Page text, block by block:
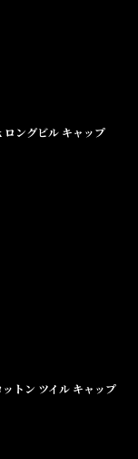
ングビル キャップ
トン ツイル キャップ